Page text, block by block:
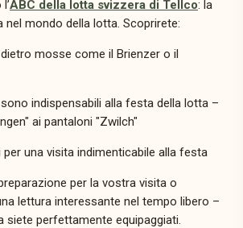
ABC della lotta svizzera di Tellco: la
nel mondo della lotta. Scoprirete:
mosse come il Brienzer o il
indispensabili alla festa della lotta –
ai pantaloni "Zwilch"
una visita indimenticabile alla festa
per la vostra visita o
lettura interessante nel tempo libero –
siete perfettamente equipaggiati.